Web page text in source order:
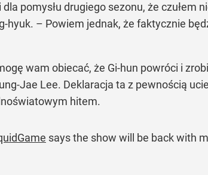
pomysłu drugiego sezonu, że czułem
hyuk. – Powiem jednak, że faktycznie
wam obiecać, że Gi-hun powróci i
Jae Lee. Deklaracja ta z pewnością
hitem.
says the show will be back with